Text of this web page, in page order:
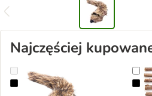
Najczęściej
Aumüller fretka zabawka dla kota